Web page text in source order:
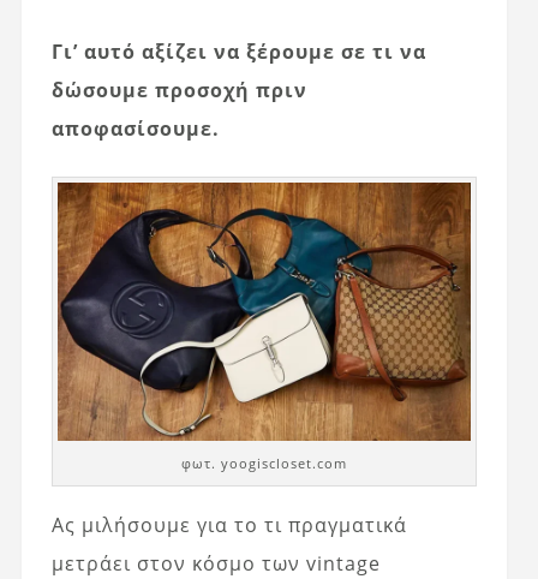
Γι’ αυτό αξίζει να ξέρουμε σε τι να
δώσουμε προσοχή πριν
αποφασίσουμε.
φωτ. yoogiscloset.com
Ας μιλήσουμε για το τι πραγματικά
μετράει στον κόσμο των vintage